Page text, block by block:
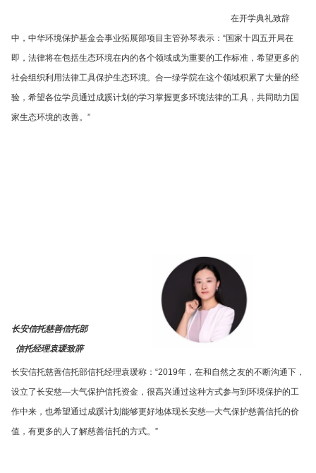
在开学典礼致辞
中，中华环境保护基金会事业拓展部项目主管孙琴表示：“国家十四五开局在
即，法律将在包括生态环境在内的各个领域成为重要的工作标准，希望更多的
社会组织利用法律工具保护生态环境。合一绿学院在这个领域积累了大量的经
验，希望各位学员通过成蹊计划的学习掌握更多环境法律的工具，共同助力国
家生态环境的改善。”
长安信托慈善信托部
信托经理袁瑗致辞
长安信托慈善信托部信托经理袁瑗称：“2019年，在和自然之友的不断沟通下，
设立了长安慈—大气保护信托资金，很高兴通过这种方式参与到环境保护的工
作中来，也希望通过成蹊计划能够更好地体现长安慈—大气保护慈善信托的价
值，有更多的人了解慈善信托的方式。”